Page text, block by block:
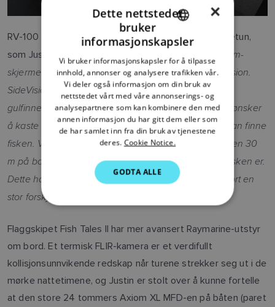
RV-100 er ofte uunnværlig for å kunne fange gulfinnetun,
som Justin forklarer.
"RV-100 er kompatibel med Axiom-
skjermene og kombinerer 3D, Downvision og SideVision.
SideVision er nyttig for legger ut agn i områder der
gulfinnetun befinner seg. Vi har mange kunder som ønsker
å kaste ut til siden, og RV-100s SideVision gjør at vi kan finne
fisken. Vi kan for eksempel si at om du kaster ut sluken 30
m på babord side av båten, så er du i området der fisken er.
Dette har derfor vært svært nyttig for oss. Det har gjort en
stor forskjell."
Flaggskipet Fish Tales II har mer avansert Raymarine-utstyr
om bord. Et termisk FLIR-kamera er et verdifullt
kollisjonsunnvikende redskap når turene strekker seg ut i de
mørke nattetimene, og Justin er stolt over å kunne fortelle
at den store 24 tommers Axiom XL MFD-en på båten (paret
DANISH
ITALIAN
SWEDISH
GERMAN
SPANISH
×
Dette nettstedet
bruker
informasjonskapsler
Vi bruker informasjonskapsler for å tilpasse
innhold, annonser og analysere trafikken vår.
Vi deler også informasjon om din bruk av
nettstedet vårt med våre annonserings- og
analysepartnere som kan kombinere den med
annen informasjon du har gitt dem eller som
de har samlet inn fra din bruk av tjenestene
deres. Cookie Notice.
GODTA ALLE